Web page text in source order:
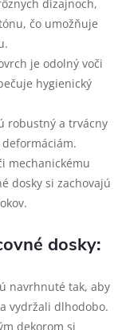
dizajnoch,
čo umožňuje
je odolný voči
hygienický
robustný a trvácny
mechanickému
dosky si zachovajú
dosky:
navrhnuté tak, aby
vydržali dlhodobo.
dekorom si